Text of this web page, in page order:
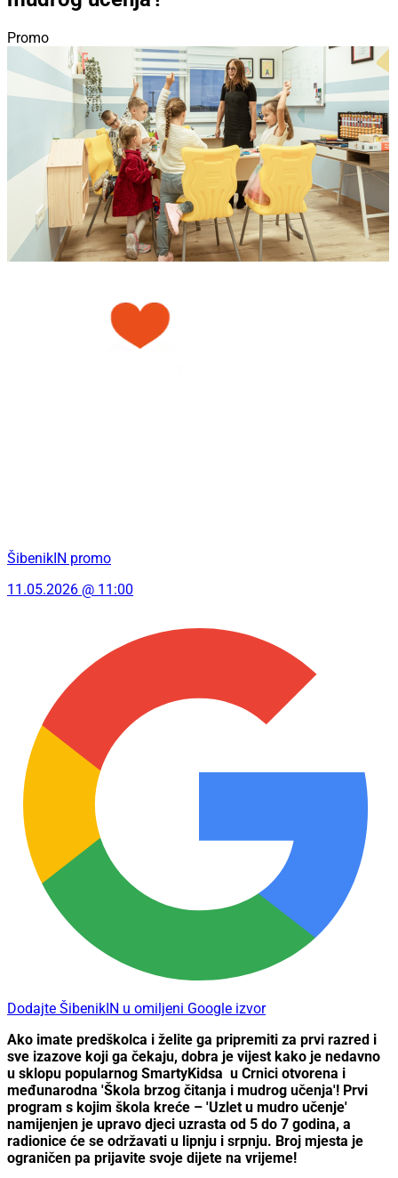
Promo
ŠibenikIN promo
11.05.2026 @ 11:00
Dodajte ŠibenikIN u omiljeni Google izvor
Ako imate predškolca i želite ga pripremiti za prvi razred i
sve izazove koji ga čekaju, dobra je vijest kako je nedavno
u sklopu popularnog SmartyKidsa u Crnici otvorena i
međunarodna 'Škola brzog čitanja i mudrog učenja'! Prvi
program s kojim škola kreće – 'Uzlet u mudro učenje'
namijenjen je upravo djeci uzrasta od 5 do 7 godina, a
radionice će se održavati u lipnju i srpnju. Broj mjesta je
ograničen pa prijavite svoje dijete na vrijeme!